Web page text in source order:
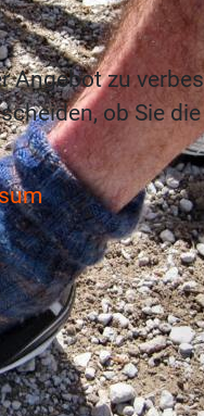
Angebot zu
ob Sie